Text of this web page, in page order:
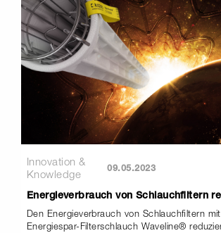
Innovation &
Knowledge
09.05.2023
Energieverbrauch von Schlauchfiltern
Den Energieverbrauch von Schlauchfiltern
Energiespar-Filterschlauch Waveline®